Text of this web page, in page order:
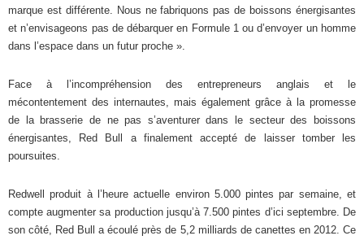
marque est différente. Nous ne fabriquons pas de boissons énergisantes
et n’envisageons pas de débarquer en Formule 1 ou d’envoyer un homme
dans l’espace dans un futur proche ».
Face à l’incompréhension des entrepreneurs anglais et le
mécontentement des internautes, mais également grâce à la promesse
de la brasserie de ne pas s’aventurer dans le secteur des boissons
énergisantes, Red Bull a finalement accepté de laisser tomber les
poursuites.
Redwell produit à l’heure actuelle environ 5.000 pintes par semaine, et
compte augmenter sa production jusqu’à 7.500 pintes d’ici septembre. De
son côté, Red Bull a écoulé près de 5,2 milliards de canettes en 2012. Ce